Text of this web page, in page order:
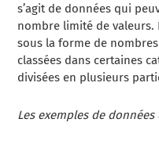
s’agit de données qui
nombre limité de valeurs.
sous la forme de
classées dans certaines
divisées en plusieurs
Les exemples de